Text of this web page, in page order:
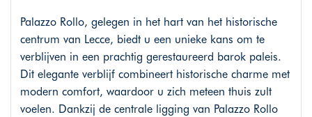
Palazzo Rollo, gelegen in het hart van het historische
centrum van Lecce, biedt u een unieke kans om te
verblijven in een prachtig gerestaureerd barok paleis.
Dit elegante verblijf combineert historische charme met
modern comfort, waardoor u zich meteen thuis zult
voelen. Dankzij de centrale ligging van Palazzo Rollo